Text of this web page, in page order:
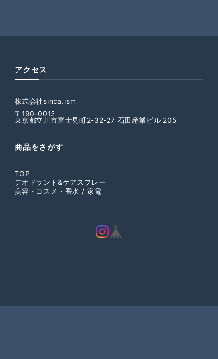
アクセス
株式会社sinca.ism
〒190-0013
東京都立川市富士見町2-32-27 石田産業ビル 205
商品をさがす
TOP
デオドラント&ケアスプレー
美容・コスメ・香水 / 家電